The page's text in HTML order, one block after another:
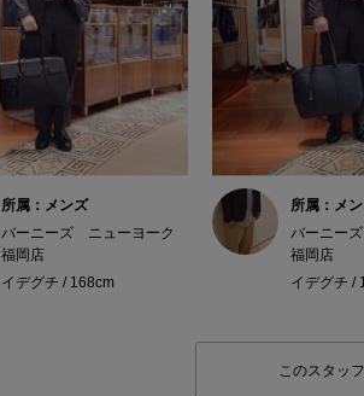
所属：メンズ
バーニーズ ニューヨーク
福岡店
イデグチ / 168cm
所属：メ
バーニー
福岡店
イデグチ /
このスタッ